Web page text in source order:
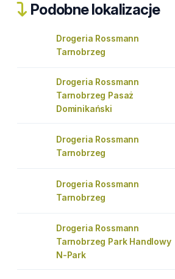
Podobne lokalizacje
Drogeria Rossmann
Tarnobrzeg
Drogeria Rossmann
Tarnobrzeg Pasaż
Dominikański
Drogeria Rossmann
Tarnobrzeg
Drogeria Rossmann
Tarnobrzeg
Drogeria Rossmann
Tarnobrzeg Park Handlowy
N-Park